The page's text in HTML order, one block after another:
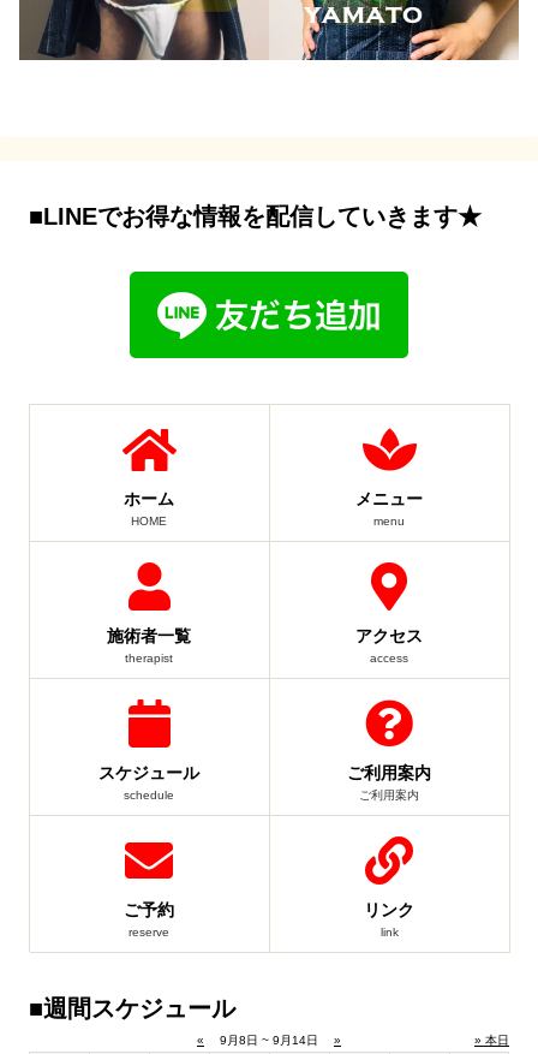
■LINEでお得な情報を配信していきます★
ホーム
HOME
メニュー
menu
施術者一覧
therapist
アクセス
access
スケジュール
schedule
ご利用案内
ご利用案内
ご予約
reserve
リンク
link
■週間スケジュール
« 9月8日 ~ 9月14日 » » 本日